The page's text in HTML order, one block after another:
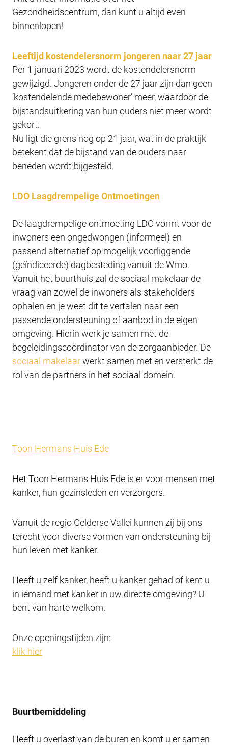
Gezondheidscentrum, dan kunt u altijd even
binnenlopen!
Leeftijd kostendelersnorm jongeren naar 27 jaar
Per 1 januari 2023 wordt de kostendelersnorm
gewijzigd. Jongeren onder de 27 jaar zijn dan geen
‘kostendelende medebewoner’ meer, waardoor de
bijstandsuitkering van hun ouders niet meer wordt
gekort.
Nu ligt die grens nog op 21 jaar, wat in de praktijk
betekent dat de bijstand van de ouders naar
beneden wordt bijgesteld.
LDO Laagdrempelige Ontmoetingen
De laagdrempelige ontmoeting LDO vormt voor de
inwoners een ongedwongen (informeel) en
passend alternatief op mogelijk voorliggende
(geïndiceerde) dagbesteding vanuit de Wmo.
Vanuit het buurthuis zal de sociaal makelaar de
vraag van zowel de inwoners als stakeholders
ophalen en je weet dit te vertalen naar een
passende ondersteuning of aanbod in de eigen
omgeving. Hierin werk je samen met de
begeleidingscoördinator van de zorgaanbieder. De
sociaal makelaarwerkt samen met en versterkt de
rol van de partners in het sociaal domein.
Toon Hermans Huis Ede
Het Toon Hermans Huis Ede is er voor mensen met
kanker, hun gezinsleden en verzorgers.
Vanuit de regio Gelderse Vallei kunnen zij bij ons
terecht voor diverse vormen van ondersteuning bij
hun leven met kanker.
Heeft u zelf kanker, heeft u kanker gehad of kent u
in iemand met kanker in uw directe omgeving? U
bent van harte welkom.
Onze openingstijden zijn:
klik hier
Buurtbemiddeling
Heeft u overlast van de buren en komt u er samen